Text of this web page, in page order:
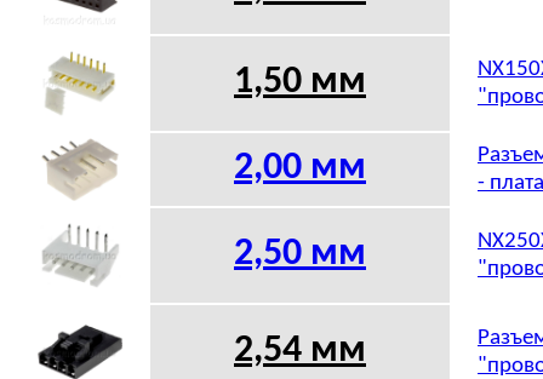
1,50 мм
2,00 мм
-
2,50 мм
2,54 мм